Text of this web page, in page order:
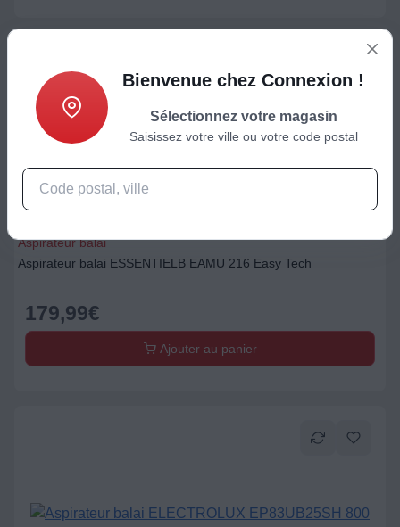
Aspirateur balai
Aspirateur balai ESSENTIELB EAMU 216 Easy Tech
179,99€
Ajouter au panier
Bienvenue chez Connexion !
Sélectionnez votre magasin
Saisissez votre ville ou votre code postal